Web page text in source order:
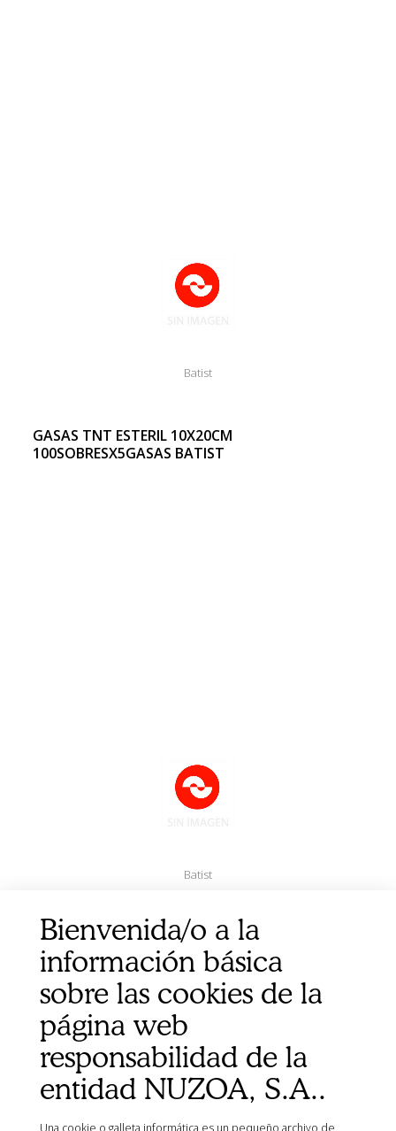
Batist
GASAS TNT ESTERIL 10X20CM
100SOBRESX5GASAS BATIST
Batist
GASAS TNT ESTERIL 5X5CM 100SOBRESX5GASAS
Bienvenida/o a la
información básica
sobre las cookies de la
página web
responsabilidad de la
entidad NUZOA, S.A..